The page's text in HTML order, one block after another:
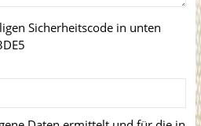
Sicherheitscode in unten